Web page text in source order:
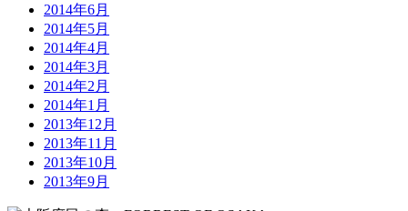
2014年6月
2014年5月
2014年4月
2014年3月
2014年2月
2014年1月
2013年12月
2013年11月
2013年10月
2013年9月